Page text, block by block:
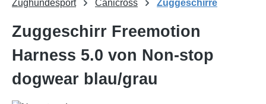
Zughundesport Canicross Zuggeschirre
Zuggeschirr Freemotion
Harness 5.0 von Non-stop
dogwear blau/grau